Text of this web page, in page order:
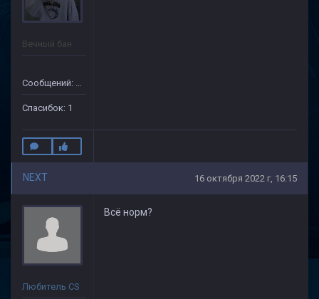
Вечный бан
Сообщений: 69
Спасибок: 1
NEXT 16 октября 2022 г, 16:15
Любитель CS
Всё норм?